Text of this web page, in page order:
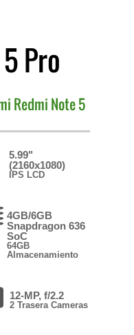
Pro
Redmi Note 5
5.99"
(2160x1080)
IPS LCD
4GB/6GB
Snapdragon 636
SoC
64GB
Almacenamiento
12-MP, f/2.2
2 Trasera Cameras